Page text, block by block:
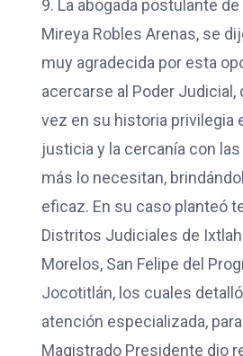
9. La abogada postulante
Mireya Robles Arenas, se
muy agradecida por esta
acercarse al Poder Judicial,
vez en su historia privilegia
justicia y la cercanía con
más lo necesitan,
eficaz. En su caso planteó
Distritos Judiciales de
Morelos, San Felipe del
Jocotitlán, los cuales
atención especializada,
Magistrado Presidente dio